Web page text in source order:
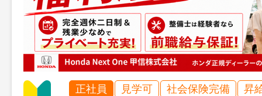
正社員 見学可 社会保険完備
昇